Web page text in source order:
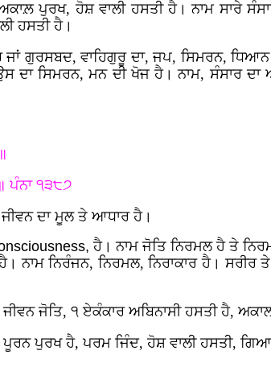
ਪੁਰਖ, ਹੋਸ਼ ਵਾਲੀ ਹਸਤੀ ਹੈ। ਨਾਮ ਸਾਰੇ
ਹਸਤੀ ਹੈ।
ਗੁਰਸਬਦ, ਵਾਹਿਗੁਰੂ ਦਾ, ਜਪ, ਸਿਮਰਨ,
ਸਿਮਰਨ, ਮਨ ਦੀ ਖੋਜ ਹੈ। ਨਾਮ, ਸੰਸਾਰ ਦਾ
ਪੰਨਾ ੧੩੮੭
ਜੀਵਨ ਦਾ ਮੂਲ ਤੇ ਆਧਾਰ ਹੈ।
ਹੈ। ਨਾਮ ਜੋਤਿ ਨਿਰਮਲ ਹੈ ਤੇ
ਨਿਰੰਜਨ, ਨਿਰਮਲ, ਨਿਰਾਕਾਰ ਹੈ। ਸਰੀਰ ਤੇ
ਜੋਤਿ, ੧ ਏਕੰਕਾਰ ਅਬਿਨਾਸੀ ਹਸਤੀ ਹੈ,
ਪੁਰਖ ਹੈ, ਪਰਮ ਜਿੰਦ, ਹੋਸ਼ ਵਾਲੀ ਹਸਤੀ,